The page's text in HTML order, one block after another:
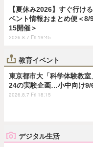
【夏休み2026】すぐ行け
ベント情報おまとめ便＜8/
15開催＞
2026.8.7 Fri 19:45
教育イベント
東京都市大「科学体験教室
24の実験企画…小中向け9/
2026.8.7 Fri 18:15
デジタル生活